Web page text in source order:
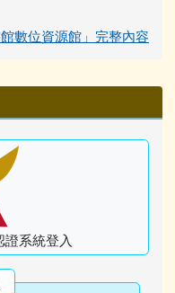
數位資源館」完整內容
系統登入